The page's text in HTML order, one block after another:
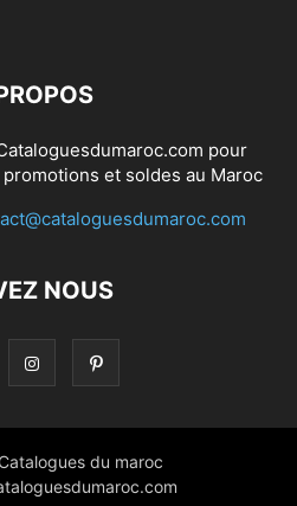
pour
et soldes au Maroc
NOUS
du maroc